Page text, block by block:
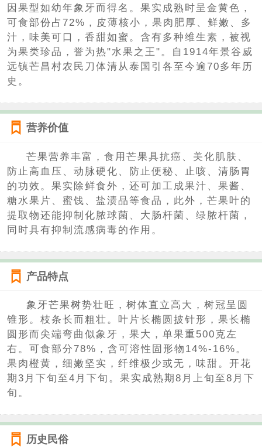
因果型如幼年象牙而得名。果实成熟时呈金黄色，
可食部份占72%，皮薄核小，果肉肥厚、鲜嫩、多
汁，味美可口，香甜如蜜。含有多种维生素，被视
为果类珍品，誉为热"水果之王"。自1914年景谷威
远镇芒昌村农民刀体清从泰国引各至今逾70多年历
史。
营养价值
芒果营养丰富，食用芒果具抗癌、美化肌肤、
防止高血压、动脉硬化、防止便秘、止咳、清肠胃
的功效。果实除鲜食外，还可加工成果汁、果酱、
糖水果片、蜜饯、盐渍品等食品，此外，芒果叶的
提取物还能抑制化脓球菌、大肠杆菌、绿脓杆菌，
同时具有抑制流感病毒的作用。
产品特点
象牙芒果树势壮旺，树体直立高大，树冠呈圆
锥形。枝条长而粗壮。叶片长椭圆披针形，果长椭
圆形而尖端弯曲似象牙，果大，单果重500克左
右。可食部分78%，含可溶性固形物14%-16%。
果肉橙黄，细嫩坚实，纤维极少或无，味甜。开花
期3月下旬至4月下旬。果实成熟期8月上旬至8月下
旬。
历史民俗